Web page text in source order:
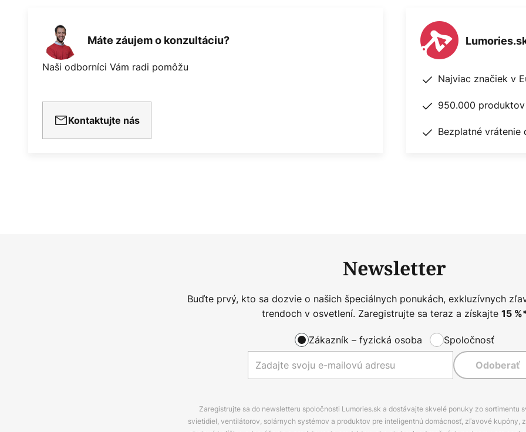
Máte záujem o konzultáciu?
Naši odborníci Vám radi pomôžu
Kontaktujte nás
Najviac značiek v
950.000
Bezplatné vrátenie
Newsletter
Buďte prvý, kto sa dozvie o našich špeciálnych ponukách, exkluzívnych
trendoch v osvetlení. Zaregistrujte sa teraz a získajte 15
Zákazník – fyzická osoba Spoločnosť
Odoberať
Zaregistrujte sa do newsletteru spoločnosti Lumories.sk a dostávajte skvelé ponuky zo sortimentu
svietidiel, ventilátorov, solárnych systémov a produktov pre inteligentnú domácnosť, zľavové kupóny,